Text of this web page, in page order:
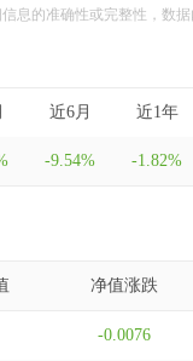
息的准确性或完整性，数据
近6月 近1年
-9.54% -1.82%
净值涨跌
-0.0076